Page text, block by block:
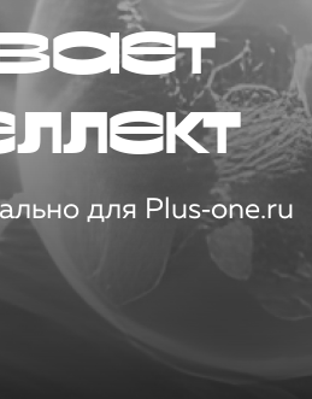
для Plus‑one.ru